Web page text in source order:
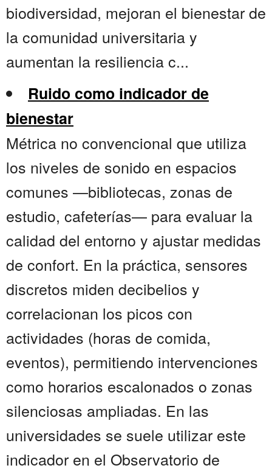
biodiversidad, mejoran el bienestar de
la comunidad universitaria y
aumentan la resiliencia c...
Ruido como indicador de
bienestar
Métrica no convencional que utiliza
los niveles de sonido en espacios
comunes —bibliotecas, zonas de
estudio, cafeterías— para evaluar la
calidad del entorno y ajustar medidas
de confort. En la práctica, sensores
discretos miden decibelios y
correlacionan los picos con
actividades (horas de comida,
eventos), permitiendo intervenciones
como horarios escalonados o zonas
silenciosas ampliadas. En las
universidades se suele utilizar este
indicador en el Observatorio de